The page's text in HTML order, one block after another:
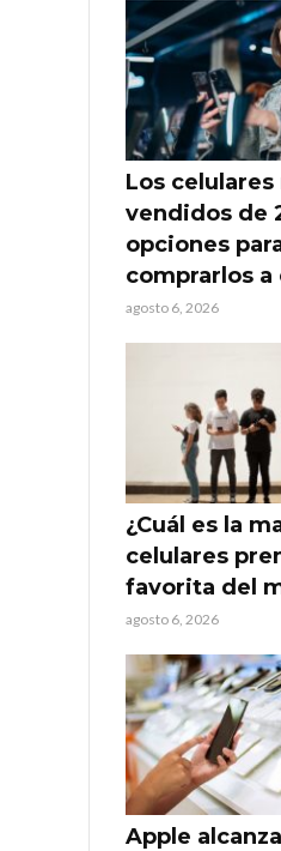
Los celulares
vendidos de
opciones
comprarlos a
agosto 6, 2026
¿Cuál es la
celulares
favorita del
agosto 6, 2026
Apple